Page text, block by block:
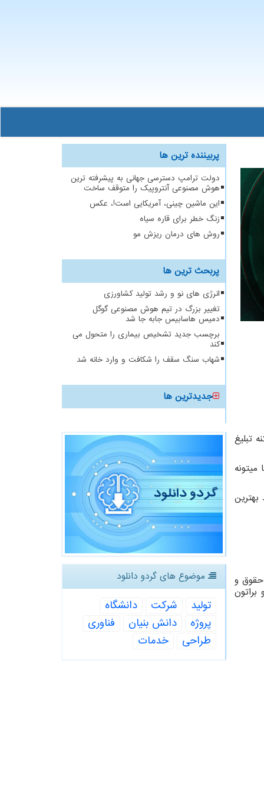
تبلیغ
ماهی ۹۰۰ تماس و با هزینه حقوق و
رو براتون
پربیننده ترین ها
دولت ترامپ دسترسی جهانی به پیشرفته ترین
هوش مصنوعی آنتروپیک را متوقف ساخت
این ماشین چینی، آمریکایی است!، عکس
زنگ خطر برای قاره سیاه
روش های درمان ریزش مو
پربحث ترین ها
انرژی های نو و رشد تولید کشاورزی
تغییر بزرگ در تیم هوش مصنوعی گوگل
دمیس هاسابیس جابه جا شد
برچسب جدید تشخیص بیماری را متحول می
کند
شهاب سنگ سقف را شکافت و وارد خانه شد
جدیدترین ها
موضوع های گردو دانلود
تولید شركت
دانشگاه
پروژه
دانش بنیان
فناوری
طراحی
خدمات